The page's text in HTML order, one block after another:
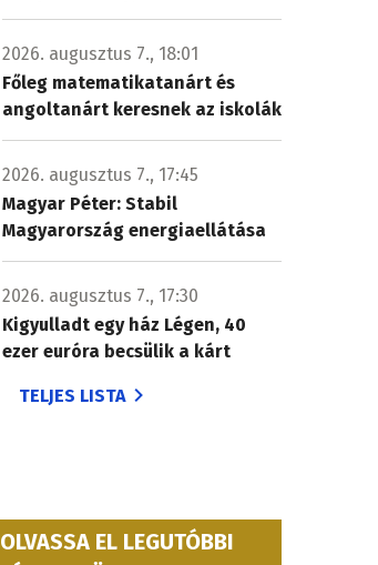
2026. augusztus 7., 18:01
Főleg matematikatanárt és
angoltanárt keresnek az iskolák
2026. augusztus 7., 17:45
Magyar Péter: Stabil
Magyarország energiaellátása
2026. augusztus 7., 17:30
Kigyulladt egy ház Légen, 40
ezer euróra becsülik a kárt
TELJES LISTA
OLVASSA EL LEGUTÓBBI